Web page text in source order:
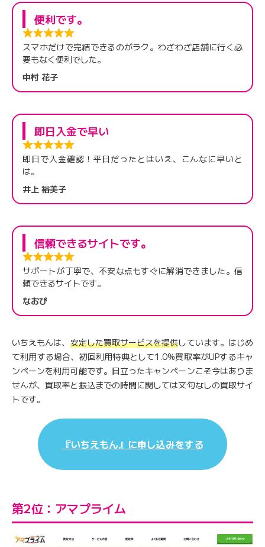
便利です。
スマホだけで完結できるのがラク。わざわざ店舗に行く必
要もなく便利でした。
中村 花子
即日入金で早い
即日で入金確認！平日だったとはいえ、こんなに早いと
は。
井上 裕美子
信頼できるサイトです。
サポートが丁寧で、不安な点もすぐに解消できました。信
頼できるサイトです。
なおぴ
いちえもんは、 安定した買取サービスを提供しています。はじめ
て利用する場合、初回利用特典として1.0%買取率がUPするキャ
ンペーンを利用可能です。目立ったキャンペーンこそ今はありま
せんが、買取率と振込までの時間に関しては文句なしの買取サイ
トです。
『いちえもん』に申し込みをする
第2位：アマプライム